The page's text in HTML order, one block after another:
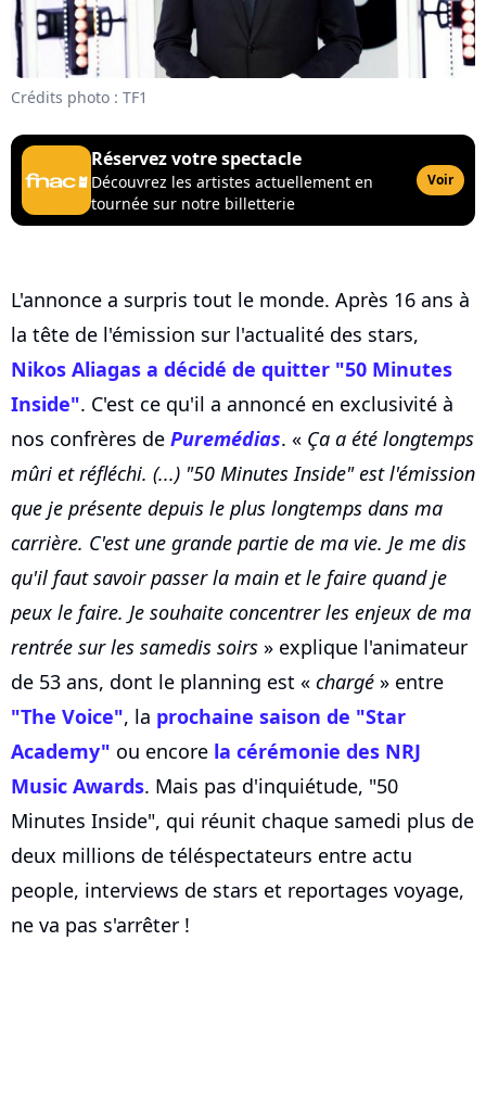
Crédits photo : TF1
Réservez votre spectacle
Découvrez les artistes actuellement en
tournée sur notre billetterie
Voir
L'annonce a surpris tout le monde. Après 16 ans à
la tête de l'émission sur l'actualité des stars,
Nikos Aliagas a décidé de quitter "50 Minutes
Inside". C'est ce qu'il a annoncé en exclusivité à
nos confrères de Puremédias. « Ça a été longtemps
mûri et réfléchi. (...) "50 Minutes Inside" est l'émission
que je présente depuis le plus longtemps dans ma
carrière. C'est une grande partie de ma vie. Je me dis
qu'il faut savoir passer la main et le faire quand je
peux le faire. Je souhaite concentrer les enjeux de ma
rentrée sur les samedis soirs » explique l'animateur
de 53 ans, dont le planning est « chargé » entre
"The Voice", la prochaine saison de "Star
Academy" ou encore la cérémonie des NRJ
Music Awards. Mais pas d'inquiétude, "50
Minutes Inside", qui réunit chaque samedi plus de
deux millions de téléspectateurs entre actu
people, interviews de stars et reportages voyage,
ne va pas s'arrêter !